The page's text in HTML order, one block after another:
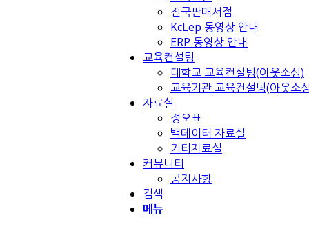
전국판매서점
KcLep 동영상 안내
ERP 동영상 안내
교육컨설팅
대학교 교육컨설팅(아웃소싱)
교육기관 교육컨설팅(아웃소
자료실
정오표
백데이터 자료실
기타자료실
커뮤니티
공지사항
검색
메뉴